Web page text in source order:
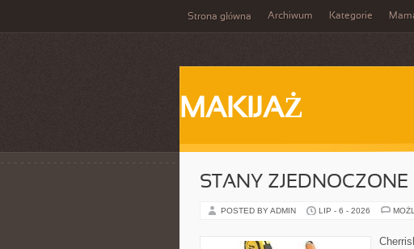
Strona główna Archiwum Kategorie
MAKIJAŻ
STANY ZJEDNOCZONE
POSTED BY ADMIN LIP - 6 - 2026